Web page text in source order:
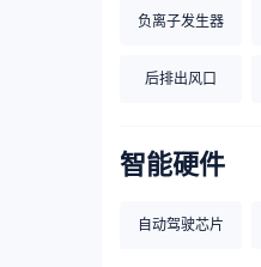
负离子发生器
后排出风口
智能硬件
自动驾驶芯片